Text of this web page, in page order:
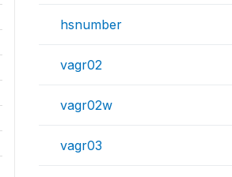
hsnumber
vagr02
vagr02w
vagr03